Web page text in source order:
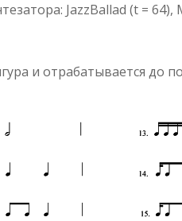
JazzBallad (t = 64),
и отрабатывается до